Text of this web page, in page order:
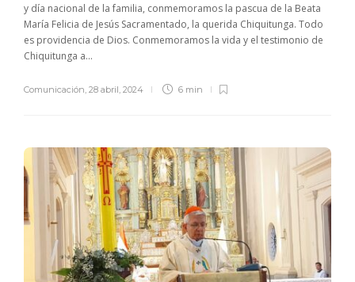
y día nacional de la familia, conmemoramos la pascua de la Beata
María Felicia de Jesús Sacramentado, la querida Chiquitunga. Todo
es providencia de Dios. Conmemoramos la vida y el testimonio de
Chiquitunga a...
Comunicación, 28 abril, 2024 6 min